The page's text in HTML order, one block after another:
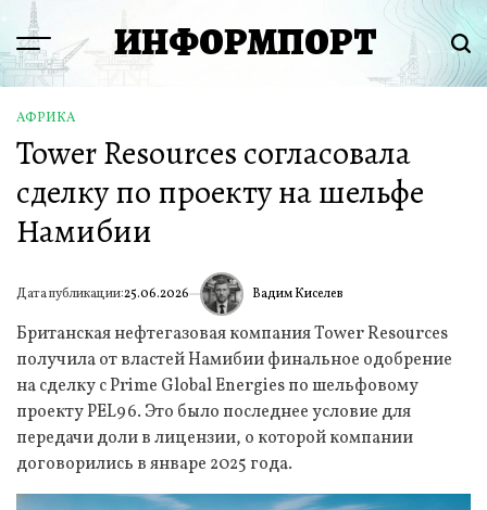
Перейти
содержимому
Menu ИНФОРМПОРТ
ОПУБЛИКОВАНО
В
АФРИКА
Tower Resources согласовала
сделку по проекту на шельфе
Намибии
Дата публикации:25.06.2026 ИА Вадим Киселев
Британская нефтегазовая компания Tower Resources
получила от властей Намибии финальное одобрение
на сделку с Prime Global Energies по шельфовому
проекту PEL96. Это было последнее условие для
передачи доли в лицензии, о которой компании
договорились в январе 2025 года.